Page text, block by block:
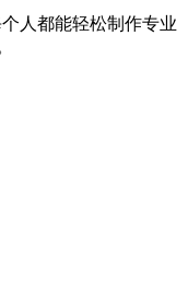
人都能轻松制作专业